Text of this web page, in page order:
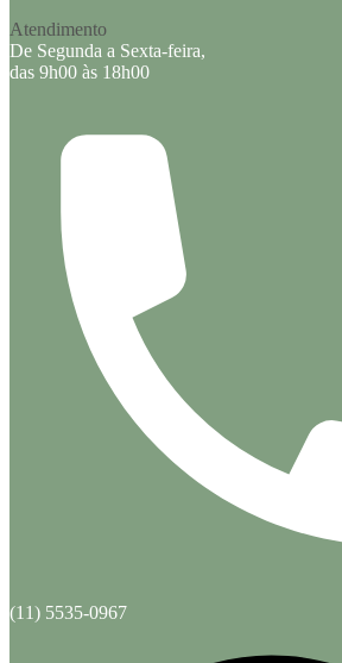
Atendimento
De Segunda a Sexta-feira,
das 9h00 às 18h00
(11) 5535-0967